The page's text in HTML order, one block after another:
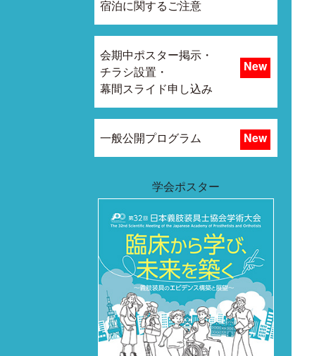
宿泊に関するご注意
会期中ポスター掲示・
チラシ設置・
幕間スライド申し込み
一般公開プログラム
学会ポスター